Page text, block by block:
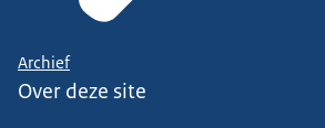
Archief
Over deze site